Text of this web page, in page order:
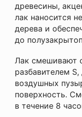
древесины,
лак наносится
дерева и
до
Лак смешивают
разбавителем
воздушных
поверхность.
в течение 8